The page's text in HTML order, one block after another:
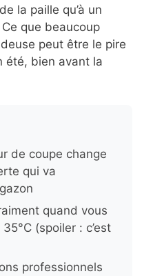
la paille qu’à un
que beaucoup
peut être le pire
été, bien avant la
de coupe change
qui va
quand vous
(spoiler : c’est
professionnels